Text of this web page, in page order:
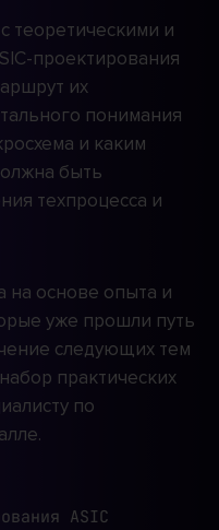
теоретическими и
проектирования
их
понимания
и каким
быть
техпроцесса и
на основе опыта и
уже прошли путь
следующих тем
практических
по
ASIC